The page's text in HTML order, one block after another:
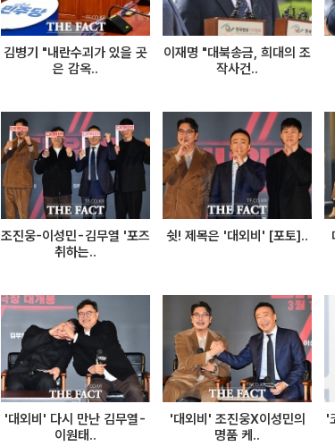
김병기 "내란수괴가 있을 곳
은 감옥..
이재명 "대북송금, 희대의 조
작사건..
조진웅-이성민-김무열 '포즈
취하는..
쉿! 제목은 '대외비' [포토]..
'대외비' 다시 만난 김무열-
이원태..
'대외비' 조진웅X이성민의
명품 케..
'